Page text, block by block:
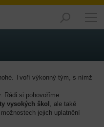
Tvoří výkonný tým, s nímž
Rádi si pohovoříme
vysokých škol , ale také
jejich uplatnění